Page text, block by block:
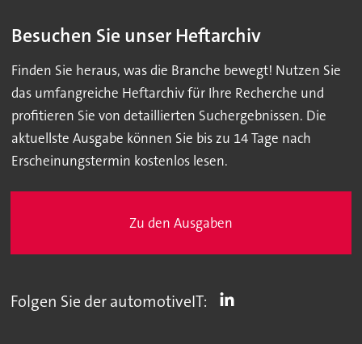
Besuchen Sie unser Heftarchiv
Finden Sie heraus, was die Branche bewegt! Nutzen Sie
das umfangreiche Heftarchiv für Ihre Recherche und
profitieren Sie von detaillierten Suchergebnissen. Die
aktuellste Ausgabe können Sie bis zu 14 Tage nach
Erscheinungstermin kostenlos lesen.
Zu den Ausgaben
Folgen Sie der automotiveIT: